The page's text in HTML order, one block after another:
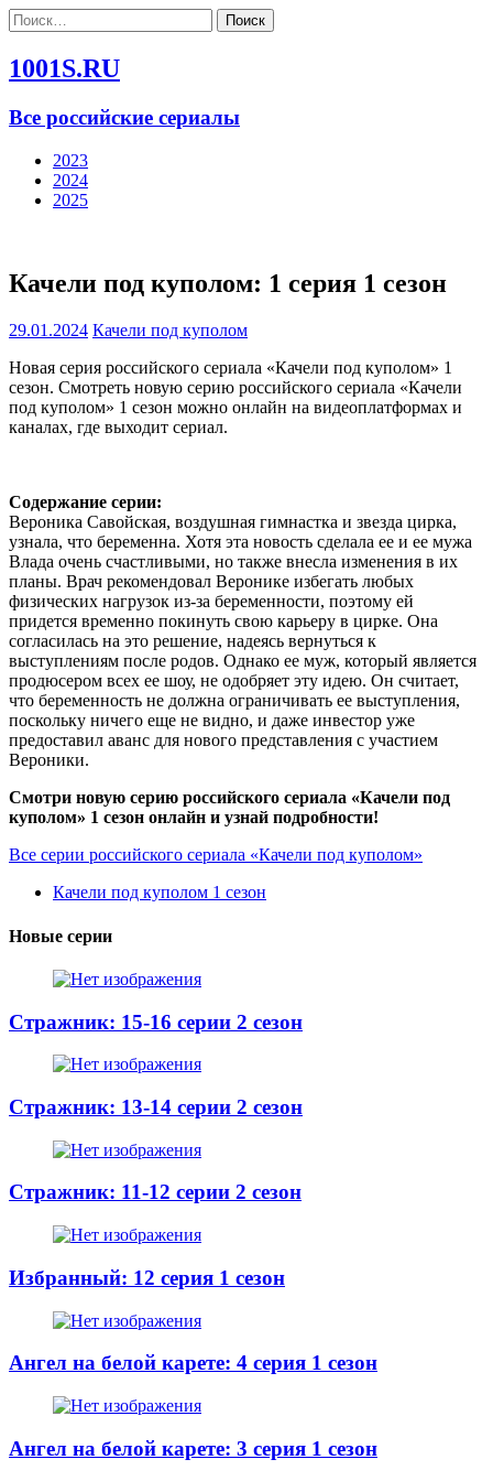
Найти:
1001S.RU
Все российские сериалы
2023
2024
2025
Качели под куполом: 1 серия 1 сезон
29.01.2024 Качели под куполом
Новая серия российского сериала «Качели под куполом» 1
сезон. Смотреть новую серию российского сериала «Качели
под куполом» 1 сезон можно онлайн на видеоплатформах и
каналах, где выходит сериал.
Содержание серии:
Вероника Савойская, воздушная гимнастка и звезда цирка,
узнала, что беременна. Хотя эта новость сделала ее и ее мужа
Влада очень счастливыми, но также внесла изменения в их
планы. Врач рекомендовал Веронике избегать любых
физических нагрузок из-за беременности, поэтому ей
придется временно покинуть свою карьеру в цирке. Она
согласилась на это решение, надеясь вернуться к
выступлениям после родов. Однако ее муж, который является
продюсером всех ее шоу, не одобряет эту идею. Он считает,
что беременность не должна ограничивать ее выступления,
поскольку ничего еще не видно, и даже инвестор уже
предоставил аванс для нового представления с участием
Вероники.
Смотри новую серию российского сериала «Качели под
куполом» 1 сезон онлайн и узнай подробности!
Все серии российского сериала «Качели под куполом»
Качели под куполом 1 сезон
Новые серии
Стражник: 15-16 серии 2 сезон
Стражник: 13-14 серии 2 сезон
Стражник: 11-12 серии 2 сезон
Избранный: 12 серия 1 сезон
Ангел на белой карете: 4 серия 1 сезон
Ангел на белой карете: 3 серия 1 сезон